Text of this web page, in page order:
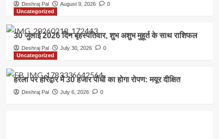
Deshraj Pal August 9, 2026
0
Uncategorized
30 जुलाई 2026 दिन बृहस्पतिवार, शुभ अशुभ मुहूर्त के साथ राशिफल
Deshraj Pal July 30, 2026
0
Uncategorized
हरेला पर हरिद्वार में 30 हजार पौधों का होगा रोपण: मयूर दीक्षित
Deshraj Pal July 6, 2026 0